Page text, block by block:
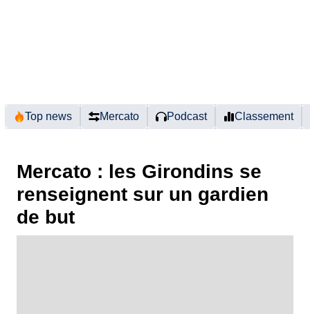
Top news Mercato Podcast Classement
Mercato : les Girondins se
renseignent sur un gardien
de but